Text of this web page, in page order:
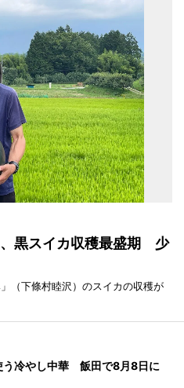
黒スイカ収穫最盛期 少
（下條村睦沢）のスイカの収穫が
う冷やし中華 飯田で8月8日に